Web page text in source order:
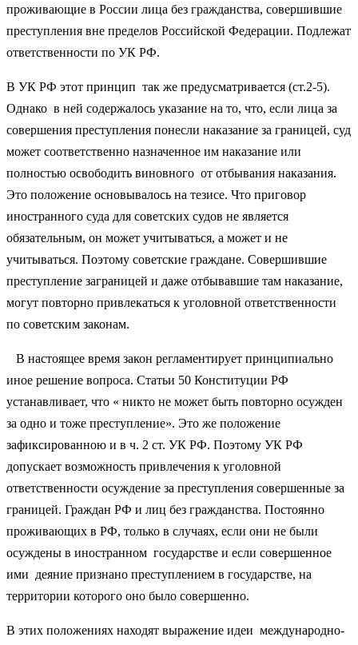
проживающие в России лица без гражданства, совершившие
преступления вне пределов Российской Федерации. Подлежат
ответственности по УК РФ.
В УК РФ этот принцип так же предусматривается (ст.2-5).
Однако в ней содержалось указание на то, что, если лица за
совершения преступления понесли наказание за границей, суд
может соответственно назначенное им наказание или
полностью освободить виновного от отбывания наказания.
Это положение основывалось на тезисе. Что приговор
иностранного суда для советских судов не является
обязательным, он может учитываться, а может и не
учитываться. Поэтому советские граждане. Совершившие
преступление заграницей и даже отбывавшие там наказание,
могут повторно привлекаться к уголовной ответственности
по советским законам.
В настоящее время закон регламентирует принципиально
иное решение вопроса. Статьи 50 Конституции РФ
устанавливает, что « никто не может быть повторно осужден
за одно и тоже преступление». Это же положение
зафиксированною и в ч. 2 ст. УК РФ. Поэтому УК РФ
допускает возможность привлечения к уголовной
ответственности осуждение за преступления совершенные за
границей. Граждан РФ и лиц без гражданства. Постоянно
проживающих в РФ, только в случаях, если они не были
осуждены в иностранном государстве и если совершенное
ими деяние признано преступлением в государстве, на
территории которого оно было совершенно.
В этих положениях находят выражение идеи международно-